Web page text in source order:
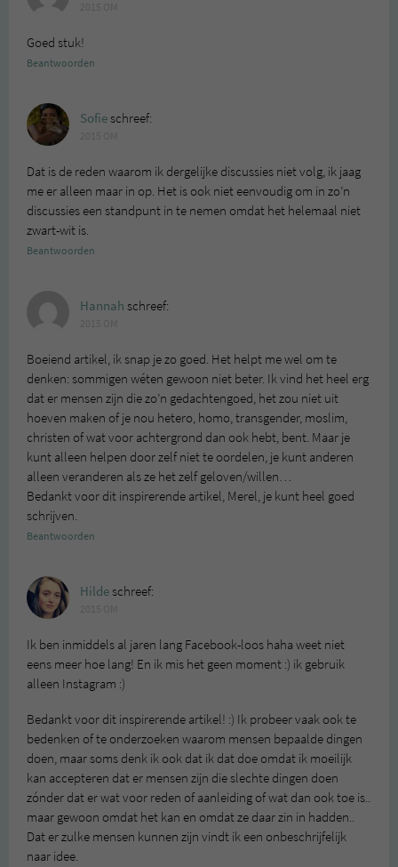
Goed stuk!
Beantwoorden
Sofieschreef:
Dat is de reden waarom ik dergelijke discussies niet volg, ik jaag
me er alleen maar in op. Het is ook niet eenvoudig om in zo’n
discussies een standpunt in te nemen omdat het helemaal niet
zwart-wit is.
Beantwoorden
Hannah schreef:
Boeiend artikel, ik snap je zo goed. Het helpt me wel om te
denken: sommigen wéten gewoon niet beter. Ik vind het heel erg
dat er mensen zijn die zo’n gedachtengoed, het zou niet uit
hoeven maken of je nou hetero, homo, transgender, moslim,
christen of wat voor achtergrond dan ook hebt, bent. Maar je
kunt alleen helpen door zelf niet te oordelen, je kunt anderen
alleen veranderen als ze het zelf geloven/willen…
Bedankt voor dit inspirerende artikel, Merel, je kunt heel goed
schrijven.
Beantwoorden
Hildeschreef:
Ik ben inmiddels al jaren lang Facebook-loos haha weet niet
eens meer hoe lang! En ik mis het geen moment :) ik gebruik
alleen Instagram :)
Bedankt voor dit inspirerende artikel! :) Ik probeer vaak ook te
bedenken of te onderzoeken waarom mensen bepaalde dingen
doen, maar soms denk ik ook dat ik dat doe omdat ik moeilijk
kan accepteren dat er mensen zijn die slechte dingen doen
zónder dat er wat voor reden of aanleiding of wat dan ook toe is..
maar gewoon omdat het kan en omdat ze daar zin in hadden..
Dat er zulke mensen kunnen zijn vindt ik een onbeschrijfelijk
naar idee.